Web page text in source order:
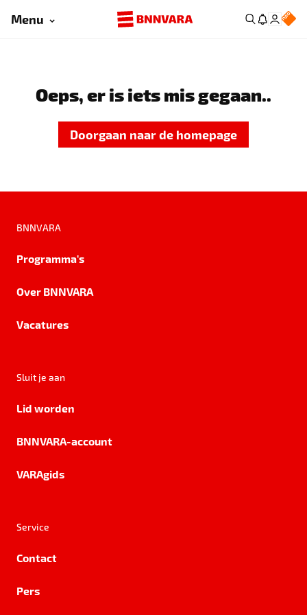
Menu
Oeps, er is iets mis gegaan..
Doorgaan naar de homepage
BNNVARA
Programma's
Over BNNVARA
Vacatures
Sluit je aan
Lid worden
BNNVARA-account
VARAgids
Service
Contact
Pers